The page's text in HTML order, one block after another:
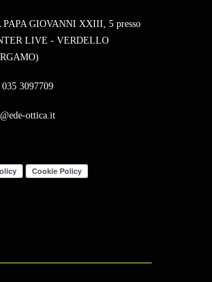
PAPA GIOVANNI XXIII, 5 presso
LIVE - VERDELLO
3097709
ottica.it